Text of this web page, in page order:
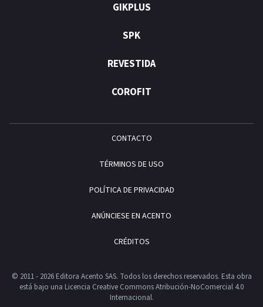
GIKPLUS
SPK
REVESTIDA
COROFIT
CONTACTO
TÉRMINOS DE USO
POLÍTICA DE PRIVACIDAD
ANÚNCIESE EN ACENTO
CRÉDITOS
© 2011 - 2026 Editora Acento SAS. Todos los derechos reservados. Esta obra
está bajo una Licencia Creative Commons Atribución-NoComercial 4.0
Internacional.